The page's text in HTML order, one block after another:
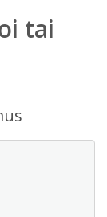
tai